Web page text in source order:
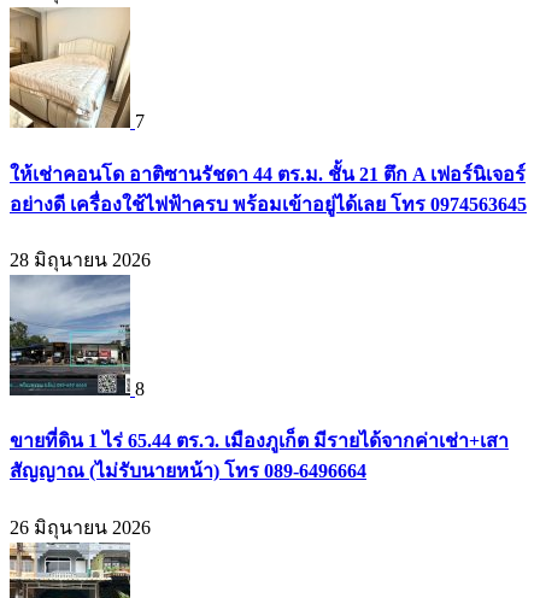
7
ให้เช่าคอนโด อาติซานรัชดา 44 ตร.ม. ชั้น 21 ตึก A เฟอร์นิเจอร์
อย่างดี เครื่องใช้ไฟฟ้าครบ พร้อมเข้าอยู่ได้เลย โทร 0974563645
28 มิถุนายน 2026
8
ขายที่ดิน 1 ไร่ 65.44 ตร.ว. เมืองภูเก็ต มีรายได้จากค่าเช่า+เสา
สัญญาณ (ไม่รับนายหน้า) โทร 089-6496664
26 มิถุนายน 2026